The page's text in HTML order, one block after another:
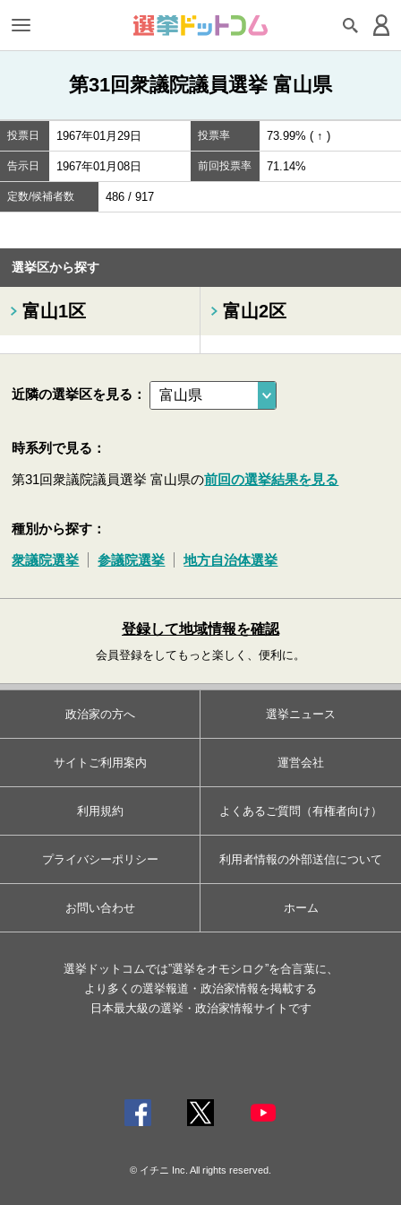
第31回衆議院議員選挙 富山県
投票日 1967年01月29日 投票率 73.99% ( ↑ )
告示日 1967年01月08日 前回投票率 71.14%
定数/候補者数 486 / 917
選挙区から探す
富山1区 富山2区
近隣の選挙区を見る：
時系列で見る：
第31回衆議院議員選挙 富山県の前回の選挙結果を見る
種別から探す：
衆議院選挙 参議院選挙 地方自治体選挙
登録して地域情報を確認
会員登録をしてもっと楽しく、便利に。
政治家の方へ 選挙ニュース
サイトご利用案内 運営会社
利用規約 よくあるご質問（有権者向け）
プライバシーポリシー 利用者情報の外部送信について
お問い合わせ ホーム
選挙ドットコムでは”選挙をオモシロク”を合言葉に、
より多くの選挙報道・政治家情報を掲載する
日本最大級の選挙・政治家情報サイトです
© イチニ Inc. All rights reserved.